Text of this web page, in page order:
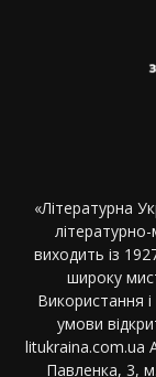
«Літературна
виходить із
широку
Використання
умови
litukraina.com.ua
Павленка, 3,